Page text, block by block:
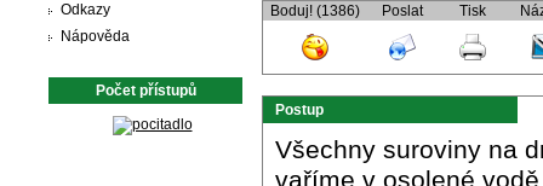
Odkazy
Nápověda
Počet přístupů
Boduj! (1386) Poslat Tisk
Postup
Všechny suroviny na
vaříme v osolené